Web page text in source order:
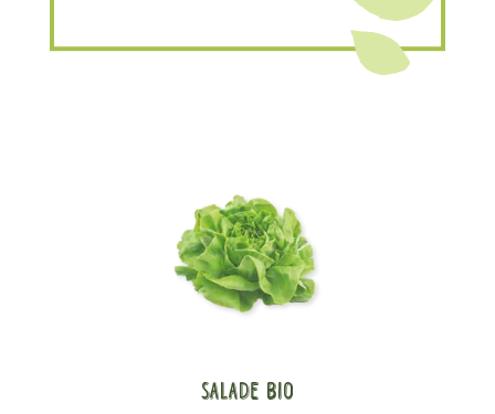
Salade bio